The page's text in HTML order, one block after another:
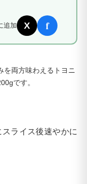
追加 X f
を両方味わえるトヨニ
です。
ライス後速やかに